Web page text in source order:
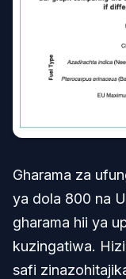
Gharama za
ya dola 800 na
gharama hii ya
kuzingatiwa.
safi